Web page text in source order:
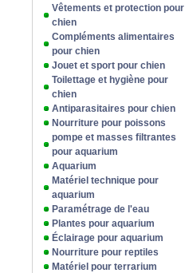
Vêtements et protection pour
chien
Compléments alimentaires
pour chien
Jouet et sport pour chien
Toilettage et hygiène pour
chien
Antiparasitaires pour chien
Nourriture pour poissons
pompe et masses filtrantes
pour aquarium
Aquarium
Matériel technique pour
aquarium
Paramétrage de l'eau
Plantes pour aquarium
Éclairage pour aquarium
Nourriture pour reptiles
Matériel pour terrarium